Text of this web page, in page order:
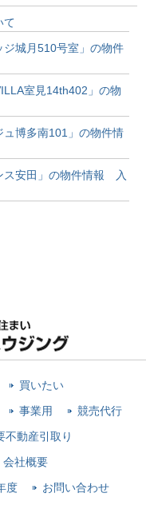
て
城月510号室」の物件
室見14th402」の物
博多南101」の物件情
安田」の物件情報 入
買いたい
事業用 競売代行
不動産引取り
会社概要
度 お問い合わせ